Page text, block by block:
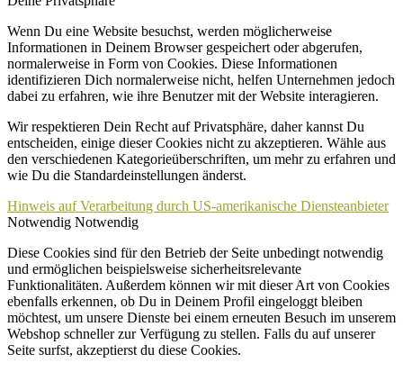
Wenn Du eine Website besuchst, werden möglicherweise
Informationen in Deinem Browser gespeichert oder abgerufen,
normalerweise in Form von Cookies. Diese Informationen
identifizieren Dich normalerweise nicht, helfen Unternehmen jedoch
dabei zu erfahren, wie ihre Benutzer mit der Website interagieren.
Wir respektieren Dein Recht auf Privatsphäre, daher kannst Du
entscheiden, einige dieser Cookies nicht zu akzeptieren. Wähle aus
den verschiedenen Kategorieüberschriften, um mehr zu erfahren und
wie Du die Standardeinstellungen änderst.
Hinweis auf Verarbeitung durch US-amerikanische Diensteanbieter
Notwendig Notwendig
Diese Cookies sind für den Betrieb der Seite unbedingt notwendig
und ermöglichen beispielsweise sicherheitsrelevante
Funktionalitäten. Außerdem können wir mit dieser Art von Cookies
ebenfalls erkennen, ob Du in Deinem Profil eingeloggt bleiben
möchtest, um unsere Dienste bei einem erneuten Besuch im unserem
Webshop schneller zur Verfügung zu stellen. Falls du auf unserer
Seite surfst, akzeptierst du diese Cookies.